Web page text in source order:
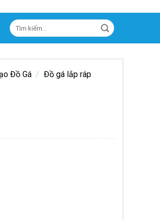
Tìm
kiếm:
Đồ Gá / Đồ gá lắp ráp